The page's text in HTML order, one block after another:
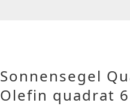
Sonnensegel
Olefin quadrat